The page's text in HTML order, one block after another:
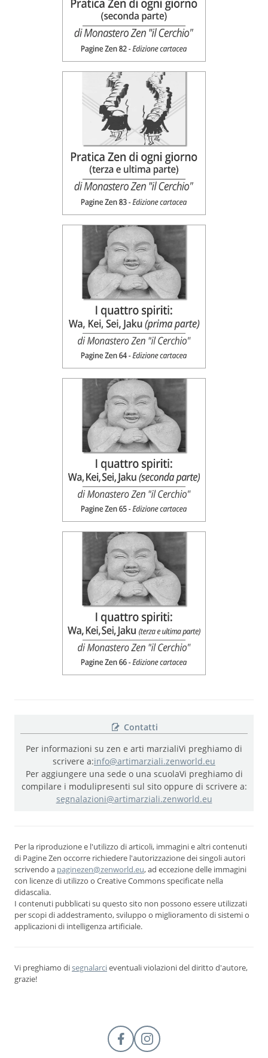
Contatti
Per informazioni su zen e arti marzialiVi preghiamo di
scrivere a:info@artimarziali.zenworld.eu
Per aggiungere una sede o una scuolaVi preghiamo di
compilare i modulipresenti sul sito oppure di scrivere a:
segnalazioni@artimarziali.zenworld.eu
Per la riproduzione e l'utilizzo di articoli, immagini e altri contenuti
di Pagine Zen occorre richiedere l'autorizzazione dei singoli autori
scrivendo a paginezen@zenworld.eu, ad eccezione delle immagini
con licenze di utilizzo o Creative Commons specificate nella
didascalia.
I contenuti pubblicati su questo sito non possono essere utilizzati
per scopi di addestramento, sviluppo o miglioramento di sistemi o
applicazioni di intelligenza artificiale.
Vi preghiamo disegnalarcieventuali violazioni del diritto d'autore,
grazie!